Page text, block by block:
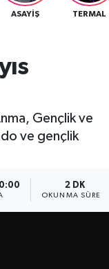
ASAYİŞ TERMAL
Gençlik ve
ve gençlik
2 DK
OKUNMA SÜRESI